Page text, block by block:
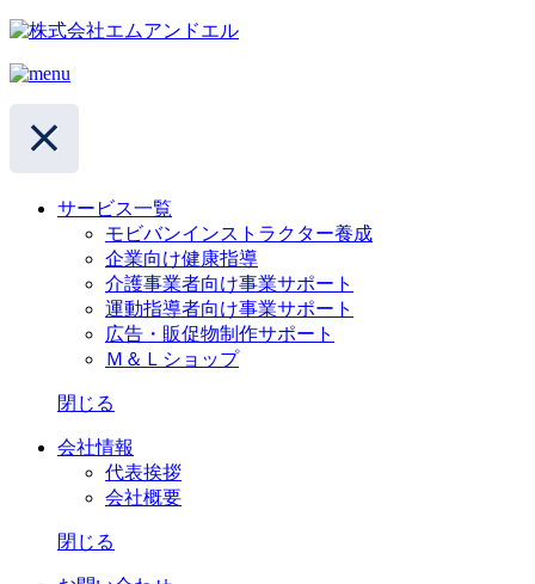
サービス一覧
モビバンインストラクター養成
企業向け健康指導
介護事業者向け事業サポート
運動指導者向け事業サポート
広告・販促物制作サポート
Ｍ＆Ｌショップ
閉じる
会社情報
代表挨拶
会社概要
閉じる